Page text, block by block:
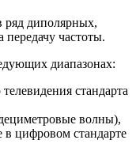
ряд диполярных,
передачу частоты.
диапазонах:
стандарта
волны),
в цифровом стандарте